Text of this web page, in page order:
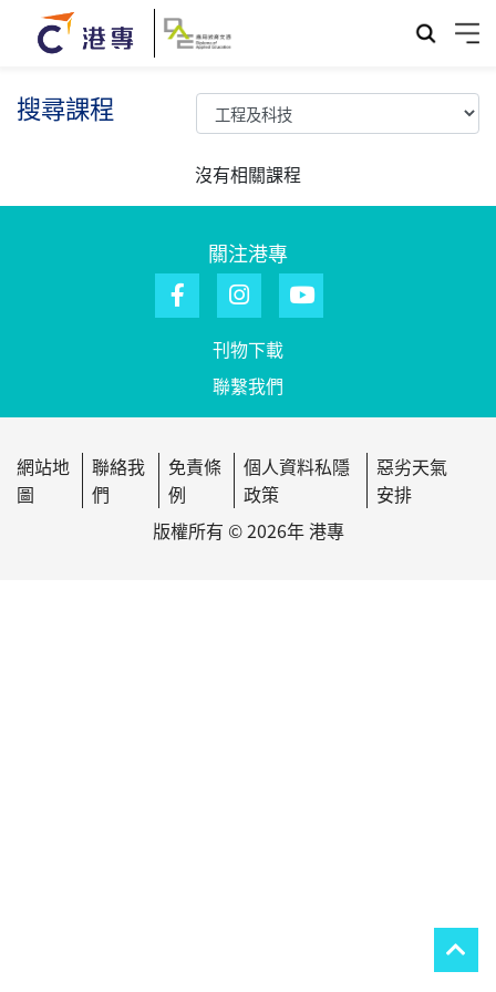
搜尋課程
沒有相關課程
關注港專
刊物下載
聯繫我們
網站地
圖
聯絡我
們
免責條
例
個人資料私隱
政策
惡劣天氣
安排
版權所有 © 2026年 港專